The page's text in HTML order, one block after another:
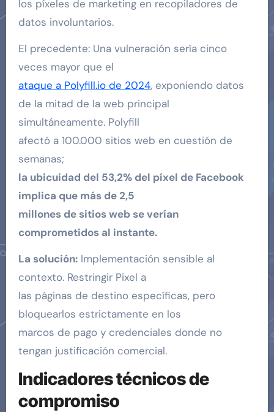
los píxeles de marketing en recopiladores de
datos involuntarios.
El precedente: Una vulneración sería cinco
veces mayor que el
ataque a Polyfill.io de 2024, exponiendo datos
de la mitad de la web principal
simultáneamente. Polyfill
afectó a 100.000 sitios web en cuestión de
semanas;
la ubicuidad del 53,2% del píxel de Facebook
implica que más de 2,5
millones de sitios web se verían
comprometidos al instante.
La solución:Implementación sensible al
contexto. Restringir Pixel a
las páginas de destino específicas, pero
bloquearlos estrictamente en los
marcos de pago y credenciales donde no
tengan justificación comercial.
Indicadores técnicos de
compromiso